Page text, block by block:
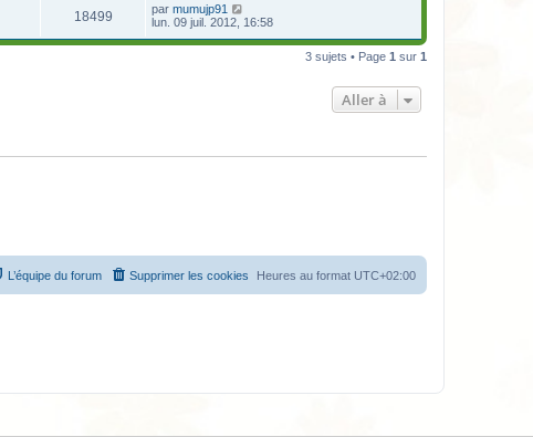
18499 par mumujp91
lun. 09 juil. 2012, 16:58
3 sujets • Page 1 sur 1
Aller à
Heures au format UTC+02:00
Supprimer les cookies
L’équipe du forum